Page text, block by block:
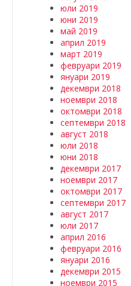
юли 2019
юни 2019
май 2019
април 2019
март 2019
февруари 2019
януари 2019
декември 2018
ноември 2018
октомври 2018
септември 2018
август 2018
юли 2018
юни 2018
декември 2017
ноември 2017
октомври 2017
септември 2017
август 2017
юли 2017
април 2016
февруари 2016
януари 2016
декември 2015
ноември 2015